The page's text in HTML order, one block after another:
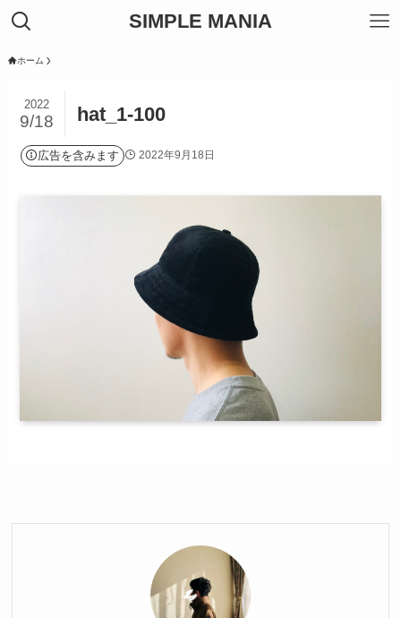
SIMPLE MANIA
ホーム
hat_1-100
2022
9/18
広告を含みます 2022年9月18日